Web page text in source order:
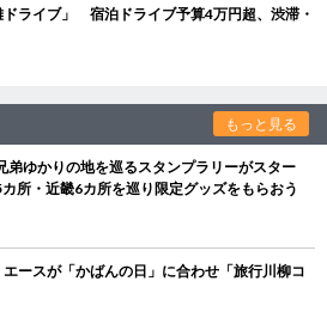
ライブ」 宿泊ドライブ予算4万円超、渋滞・
もっと見る
弟ゆかりの地を巡るスタンプラリーがスター
所・近畿6カ所を巡り限定グッズをもらおう
ースが「かばんの日」に合わせ「旅行川柳コ